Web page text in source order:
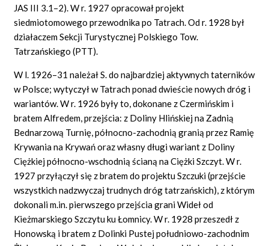
JAS III 3.1–2). W r. 1927 opracował projekt
siedmiotomowego przewodnika po Tatrach. Od r. 1928 był
działaczem Sekcji Turystycznej Polskiego Tow.
Tatrzańskiego (PTT).
W l. 1926–31 należał S. do najbardziej aktywnych taterników
w Polsce; wytyczył w Tatrach ponad dwieście nowych dróg i
wariantów. W r. 1926 były to, dokonane z Czermińskim i
bratem Alfredem, przejścia: z Doliny Hlińskiej na Zadnią
Bednarzową Turnię, północno-zachodnią granią przez Ramię
Krywania na Krywań oraz własny długi wariant z Doliny
Ciężkiej północno-wschodnią ścianą na Ciężki Szczyt. W r.
1927 przyłączył się z bratem do projektu Szczuki (przejście
wszystkich nadzwyczaj trudnych dróg tatrzańskich), z którym
dokonali m.in. pierwszego przejścia grani Wideł od
Kieżmarskiego Szczytu ku Łomnicy. W r. 1928 przeszedł z
Honowską i bratem z Dolinki Pustej południowo-zachodnim